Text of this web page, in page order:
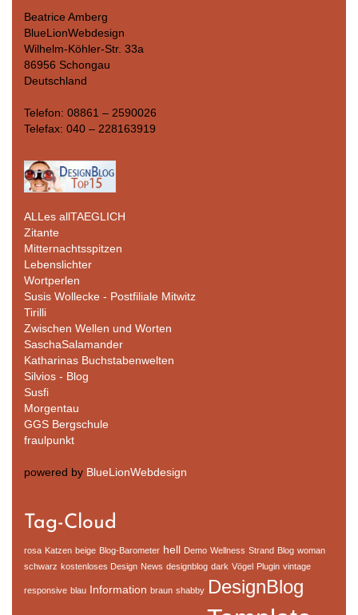
Beatrice Amberg
BlueLionWebdesign
Wilhelm-Köhler-Str. 33a
86956 Schongau
Deutschland
Telefon: 08861 – 2590026
Telefax: 040 – 228163919
ALLes allTAEGLICH
Zitante
Mitternachtsspitzen
Lebenslichter
Wortperlen
Susis Wollecke - Postfiliale Mitwitz
Tirilli
Zwischen Wellen und Worten
SaschaSalamander
Katharinas Buchstabenwelten
Silvios - Blog
Susfi
Morgentau
GGS Bergschule
fraulpunkt
powered by BlueLionWebdesign
Tag-Cloud
rosa Katzen beige Blog-Barometer hell Demo Wellness Strand Blog woman
schwarz kostenloses Design News designblog dark Vögel Plugin vintage
responsive blau Information braun shabby DesignBlog